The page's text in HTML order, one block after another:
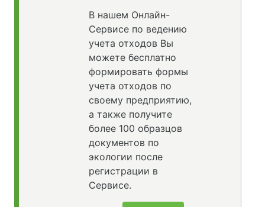
В нашем Онлайн-
Сервисе по ведению
учета отходов Вы
можете бесплатно
формировать формы
учета отходов по
своему предприятию,
а также получите
более 100 образцов
документов по
экологии после
регистрации в
Сервисе.